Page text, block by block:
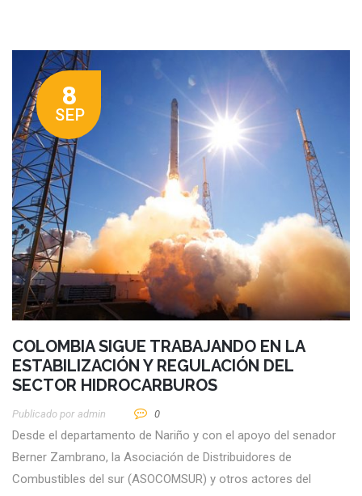
8
SEP
COLOMBIA SIGUE TRABAJANDO EN LA
ESTABILIZACIÓN Y REGULACIÓN DEL
SECTOR HIDROCARBUROS
Publicado por Admin 0
Desde el departamento de Nariño y con el apoyo del senador
Berner Zambrano, la Asociación de Distribuidores de
Combustibles del sur (ASOCOMSUR) y otros actores del